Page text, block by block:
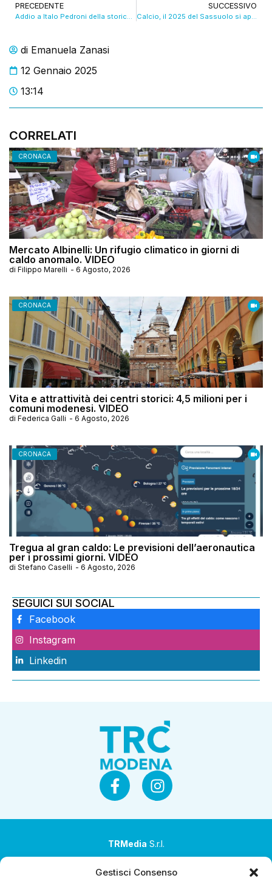
Gestisci Consenso
di Emanuela Zanasi
12 Gennaio 2025
13:14
CORRELATI
CRONACA
Mercato Albinelli: Un rifugio climatico in giorni di
caldo anomalo. VIDEO
di Filippo Marelli - 6 Agosto, 2026
CRONACA
Vita e attrattività dei centri storici: 4,5 milioni per i
comuni modenesi. VIDEO
di Federica Galli - 6 Agosto, 2026
CRONACA
Tregua al gran caldo: Le previsioni dell’aeronautica
per i prossimi giorni. VIDEO
di Stefano Caselli - 6 Agosto, 2026
PRECEDENTE SUCCESSIVO
SEGUICI SUI SOCIAL
Facebook
Instagram
Linkedin
TRMedia S.r.l.